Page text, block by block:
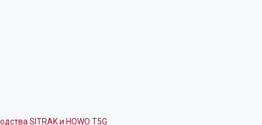
SITRAK и HOWO T5G